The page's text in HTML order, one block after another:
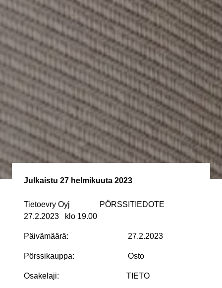
Julkaistu 27 helmikuuta 2023
Tietoevry Oyj PÖRSSITIEDOTE
27.2.2023 klo 19.00
Päivämäärä: 27.2.2023
Pörssikauppa: Osto
Osakelaji: TIETO